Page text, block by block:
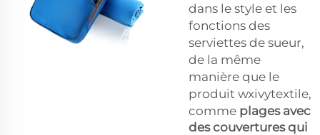
dans le style et les
fonctions des
serviettes de sueur,
de la même
manière que le
produit wxivytextile,
comme plages avec
des couvertures qui